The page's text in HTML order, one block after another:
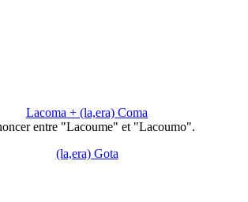
Lacoma + (la,era) Coma
entre "Lacoume" et "Lacoumo".
(la,era) Gota